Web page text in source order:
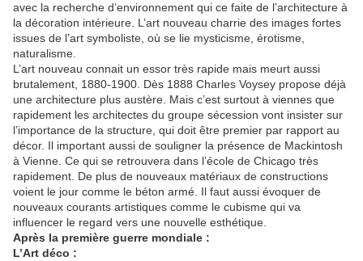
avec la recherche d’environnement qui ce faite de l’architecture à
la décoration intérieure. L’art nouveau charrie des images fortes
issues de l’art symboliste, où se lie mysticisme, érotisme,
naturalisme.
L’art nouveau connait un essor très rapide mais meurt aussi
brutalement, 1880-1900. Dès 1888 Charles Voysey propose déjà
une architecture plus austère. Mais c’est surtout à viennes que
rapidement les architectes du groupe sécession vont insister sur
l’importance de la structure, qui doit être premier par rapport au
décor. Il important aussi de souligner la présence de Mackintosh
à Vienne. Ce qui se retrouvera dans l’école de Chicago très
rapidement. De plus de nouveaux matériaux de constructions
voient le jour comme le béton armé. Il faut aussi évoquer de
nouveaux courants artistiques comme le cubisme qui va
influencer le regard vers une nouvelle esthétique.
Après la première guerre mondiale :
L’Art déco :